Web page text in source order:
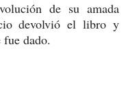
de su amada
devolvió el libro y
dado.